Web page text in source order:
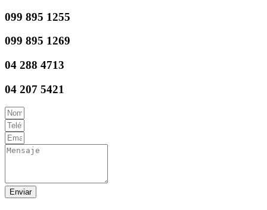
099 895 1255
099 895 1269
04 288 4713
04 207 5421
Enviar